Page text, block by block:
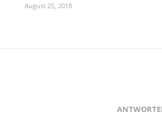
August 25, 2018